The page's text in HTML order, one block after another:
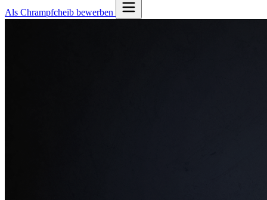
Als Chrampfcheib bewerben